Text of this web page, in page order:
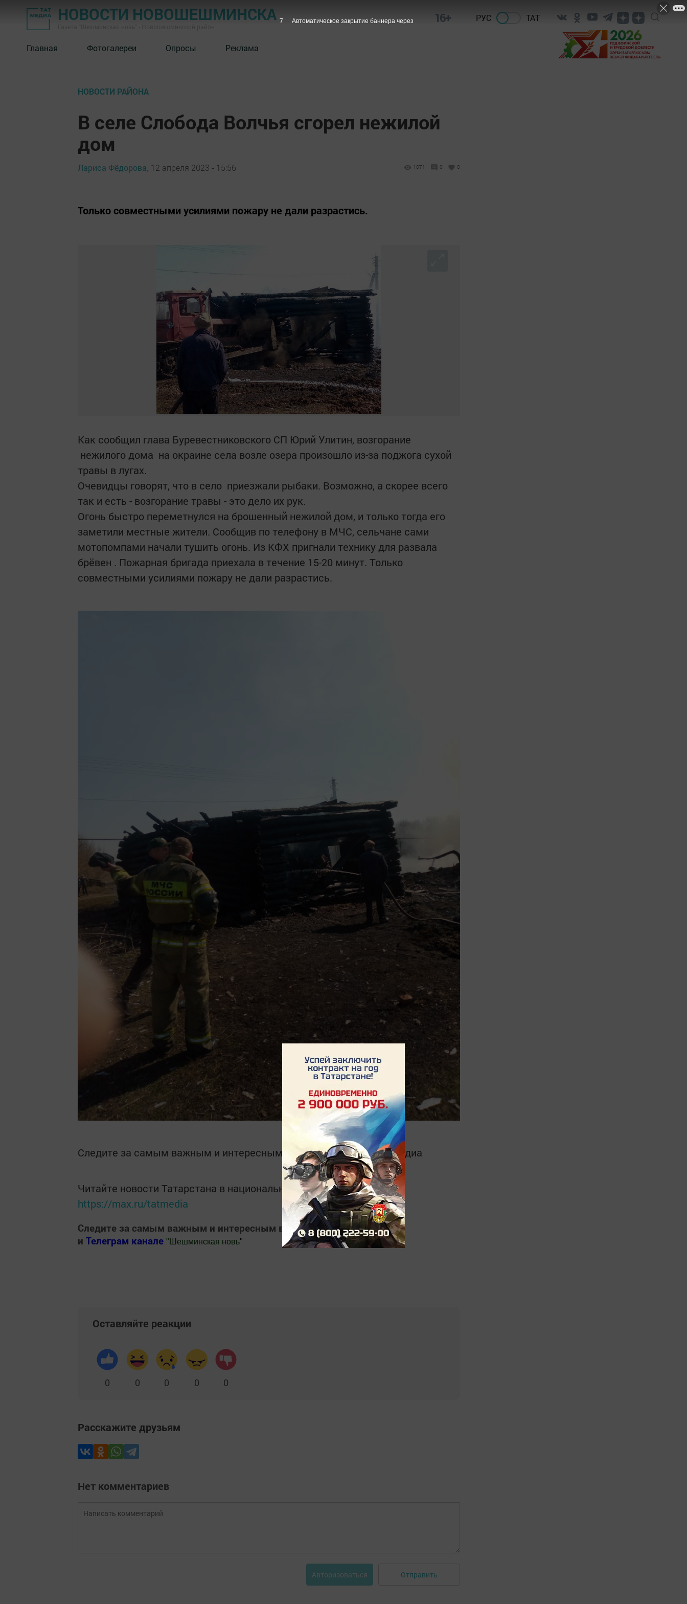
НОВОСТИ НОВОШЕШМИНСКА 16+ РУС ТАТ
Главная Фотогалереи Опросы Реклама
НОВОСТИ РАЙОНА
В селе Слобода Волчья сгорел нежилой
дом
Лариса Фёдорова, 12 апреля 2023 - 15:56 1071 0 0
Только совместными усилиями пожару не дали разрастись.
Как сообщил глава Буревестниковского СП Юрий Улитин, возгорание
нежилого дома на окраине села возле озера произошло из-за поджога сухой
травы в лугах.
Очевидцы говорят, что в село приезжали рыбаки. Возможно, а скорее всего
так и есть - возгорание травы - это дело их рук.
Огонь быстро переметнулся на брошенный нежилой дом, и только тогда его
заметили местные жители. Сообщив по телефону в МЧС, сельчане сами
мотопомпами начали тушить огонь. Из КФХ пригнали технику для развала
брёвен . Пожарная бригада приехала в течение 15-20 минут. Только
совместными усилиями пожару не дали разрастись.
Следите за самым важным и интересным в Telegram-каналеТатмедиа
Читайте новости Татарстана в национальном мессенджере MАХ:
https://max.ru/tatmedia
Следите за самым важным и интересным в
Яндекс Дзен
и Телеграм канале " Шешминская новь"
Оставляйте реакции
0 0 0 0 0
Расскажите друзьям
Нет комментариев
Авторизоваться Отправить
6 Автоматическое закрытие баннера через